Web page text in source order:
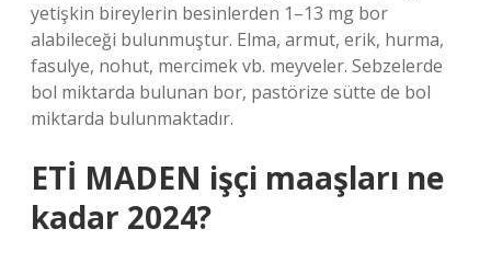
yetişkin bireylerin besinlerden 1–13 mg bor
alabileceği bulunmuştur. Elma, armut, erik, hurma,
fasulye, nohut, mercimek vb. meyveler. Sebzelerde
bol miktarda bulunan bor, pastörize sütte de bol
miktarda bulunmaktadır.
ETİ MADEN işçi maaşları ne
kadar 2024?